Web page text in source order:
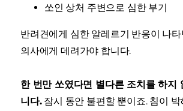
쏘인 상처 주변으로 심한 부기
반려견에게 심한 알레르기 반응이 나
의사에게 데려가야 합니다.
한 번만 쏘였다면 별다른 조치를 하지
니다.잠시 동안 불편할 뿐이죠. 침이 박